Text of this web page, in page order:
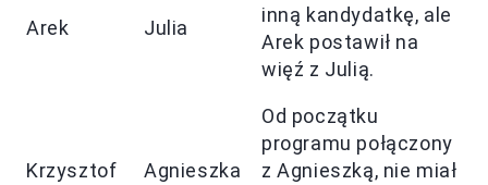
Arek Julia
inną kandydatkę, ale
Arek postawił na
więź z Julią.
Krzysztof Agnieszka
Od początku
programu połączony
z Agnieszką, nie miał